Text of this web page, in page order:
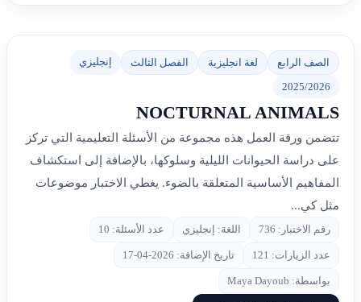
الصف الرابع لغة انجليزية الفصل الثالث إنجليزي
2025/2026
NOCTURNAL ANIMALS
تتضمن ورقة العمل هذه مجموعة من الأسئلة التعليمية التي تركز
على دراسة الحيوانات الليلية وسلوكها، بالإضافة إلى استكشاف
المفاهيم الأساسية المتعلقة بالضوء. يغطي الاختبار موضوعات
مثل كي...
رقم الاختبار: 736 اللغة: إنجليزي عدد الأسئلة: 10
عدد الزيارات: 121 تاريخ الإضافة: 2026-04-17
بواسطة: Maya Dayoub